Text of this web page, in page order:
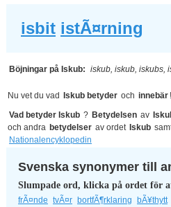
isbit istÃ¤rning
Böjningar på Iskub: iskub, iskub, iskubs,
Nu vet du vad Iskub betyder och innebär !
Vad betyder Iskub ? Betydelsen av
och andra betydelser av ordet Iskub
Nationalencyklopedin
Svenska synonymer till
Slumpade ord, klicka på ordet för
frÃ¤nde tvÃ¤r bortfÃ¶rklaring
bÃ¥thytt